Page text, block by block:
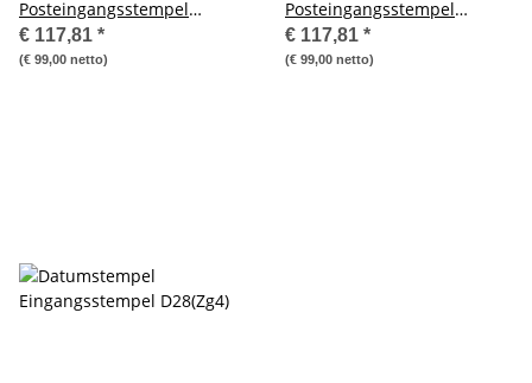
Posteingangsstempel
Funktion PostBase 65
€ 117,81 *
(€ 99,00 netto)
Posteingangsstempel
Funktion PostBase 100
€ 117,81 *
(€ 99,00 netto)